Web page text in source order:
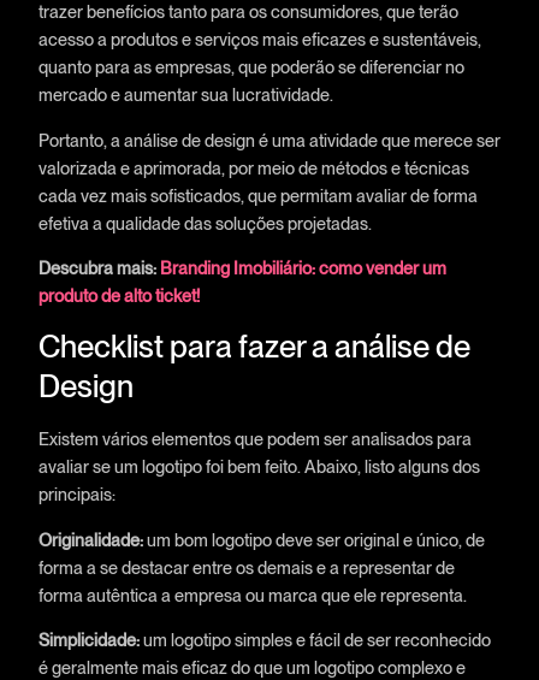
trazer benefícios tanto para os consumidores, que terão
acesso a produtos e serviços mais eficazes e sustentáveis,
quanto para as empresas, que poderão se diferenciar no
mercado e aumentar sua lucratividade.
Portanto, a análise de design é uma atividade que merece ser
valorizada e aprimorada, por meio de métodos e técnicas
cada vez mais sofisticados, que permitam avaliar de forma
efetiva a qualidade das soluções projetadas.
Descubra mais: Branding Imobiliário: como vender um
produto de alto ticket!
Checklist para fazer a análise de
Design
Existem vários elementos que podem ser analisados para
avaliar se um logotipo foi bem feito. Abaixo, listo alguns dos
principais:
Originalidade:um bom logotipo deve ser original e único, de
forma a se destacar entre os demais e a representar de
forma autêntica a empresa ou marca que ele representa.
Simplicidade:um logotipo simples e fácil de ser reconhecido
é geralmente mais eficaz do que um logotipo complexo e